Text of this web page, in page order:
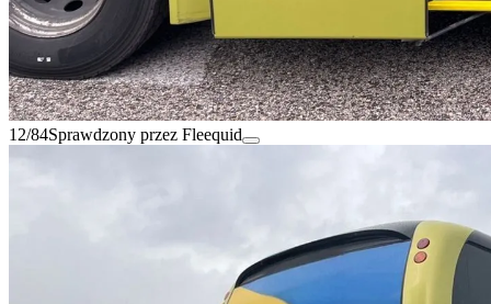
12/84Sprawdzony przez Fleequid